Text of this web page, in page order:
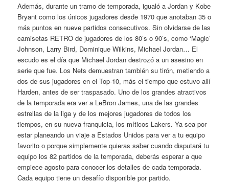
Además, durante un tramo de temporada, igualó a Jordan y Kobe
Bryant como los únicos jugadores desde 1970 que anotaban 35 o
más puntos en nueve partidos consecutivos. Sin olvidarse de las
camisetas RETRO de jugadores de los 80’s o 90’s, como ‘Magic’
Johnson, Larry Bird, Dominique Wilkins, Michael Jordan… El
escudo es el día que Michael Jordan destrozó a un asesino en
serie que fue. Los Nets demuestran también su tirón, metiendo a
dos de sus jugadores en el Top-10, más el tiempo que estuvo allí
Harden, antes de ser traspasado. Uno de los grandes atractivos
de la temporada era ver a LeBron James, una de las grandes
estrellas de la liga y de los mejores jugadores de todos los
tiempos, en su nueva franquicia, los míticos Lakers. Ya sea por
estar planeando un viaje a Estados Unidos para ver a tu equipo
favorito o porque simplemente quieras saber cuando disputará tu
equipo los 82 partidos de la temporada, deberás esperar a que
empiece agosto para conocer los detalles de cada temporada.
Cada equipo tiene un desafío disponible por partido.